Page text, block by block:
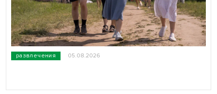
развлечения 05.08.2026